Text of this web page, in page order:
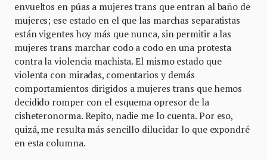
envueltos en púas a mujeres trans que entran al baño de
mujeres; ese estado en el que las marchas separatistas
están vigentes hoy más que nunca, sin permitir a las
mujeres trans marchar codo a codo en una protesta
contra la violencia machista. El mismo estado que
violenta con miradas, comentarios y demás
comportamientos dirigidos a mujeres trans que hemos
decidido romper con el esquema opresor de la
cisheteronorma. Repito, nadie me lo cuenta. Por eso,
quizá, me resulta más sencillo dilucidar lo que expondré
en esta columna.